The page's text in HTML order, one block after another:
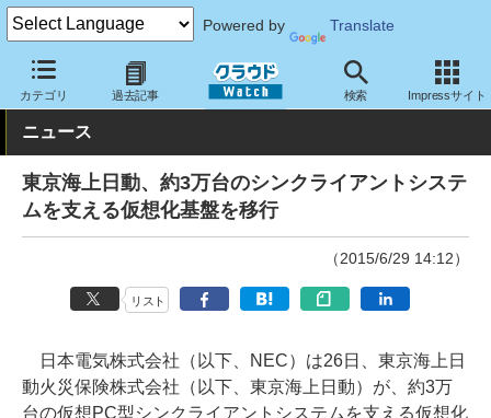
Powered by Translate
カテゴリ 過去記事 検索 Impressサイト
クラウド Watch トピック 導入事例 仮想化
ニュース
東京海上日動、約3万台のシンクライアントシステ
ムを支える仮想化基盤を移行
（2015/6/29 14:12）
リスト
日本電気株式会社（以下、NEC）は26日、東京海上日
動火災保険株式会社（以下、東京海上日動）が、約3万
台の仮想PC型シンクライアントシステムを支える仮想化